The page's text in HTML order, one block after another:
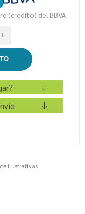
(credito) del BBVA
i
ilustrativas